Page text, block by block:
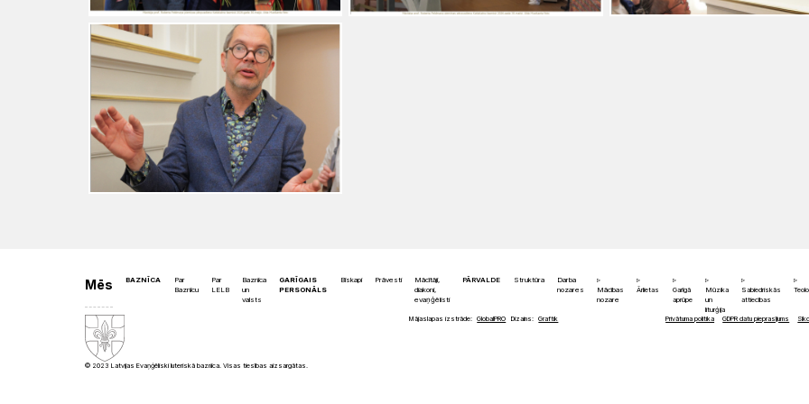
Mēs BAZNĪCA
Par
Baznīcu
Par
LELB
Baznīca
un
valsts
GARĪGAIS
PERSONĀLS
Bīskapi Prāvesti
Mācītāji,
diakoni,
evaņģēlisti
PĀRVALDE Struktūra
Darba
nozares
Mācības
nozare
Ārlietas
Garīgā
aprūpe
Mūzika
un
liturģija
Sabiedriskās
attiecības
© 2023 Latvijas Evaņģēliski luteriskā baznīca. Visas tiesības aizsargātas.
Mājaslapas izstrāde: GlobalPRO Dizains: Graftik Privātuma politika GDPR datu pieprasījums